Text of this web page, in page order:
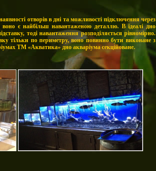
отворів в дні та можливості підключення через
воно є найбільш навантаженою деталлю. В ідеалі дно
тоді навантаження розподіляється рівномірно.
тільки по периметру, воно повинно бути виконане з
ТМ «Акватика» дно акваріума секційоване.